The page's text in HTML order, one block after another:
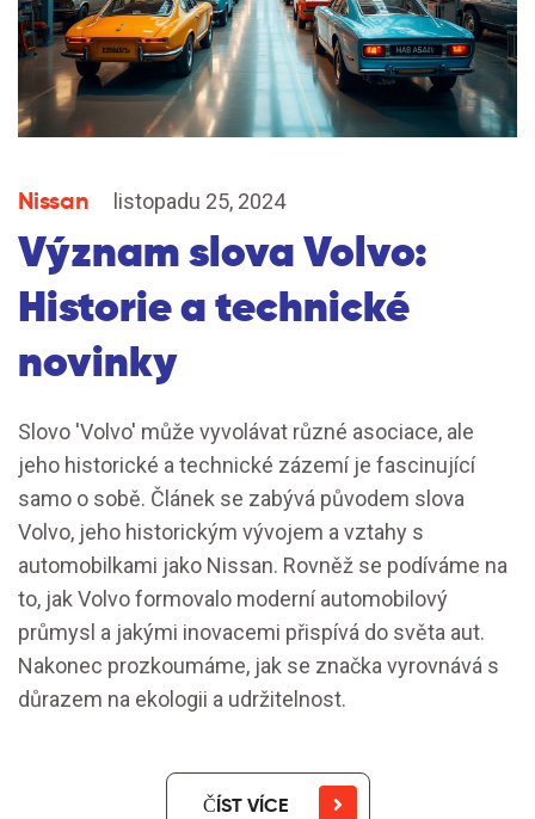
Nissan listopadu 25, 2024
Význam slova Volvo:
Historie a technické
novinky
Slovo 'Volvo' může vyvolávat různé asociace, ale
jeho historické a technické zázemí je fascinující
samo o sobě. Článek se zabývá původem slova
Volvo, jeho historickým vývojem a vztahy s
automobilkami jako Nissan. Rovněž se podíváme na
to, jak Volvo formovalo moderní automobilový
průmysl a jakými inovacemi přispívá do světa aut.
Nakonec prozkoumáme, jak se značka vyrovnává s
důrazem na ekologii a udržitelnost.
ČÍST VÍCE